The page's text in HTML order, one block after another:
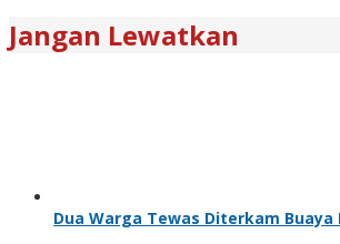
Jangan Lewatkan
Dua Warga Tewas Diterkam Buaya